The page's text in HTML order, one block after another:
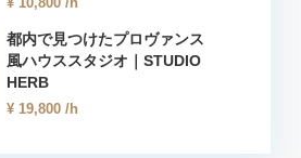
都内で見つけたプロヴァンス
風ハウススタジオ｜STUDIO
HERB
¥ 19,800 /h